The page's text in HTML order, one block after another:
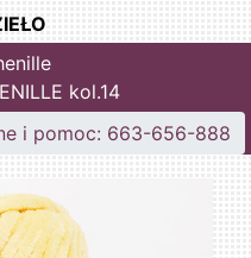
kol.14
i pomoc: 663-656-888